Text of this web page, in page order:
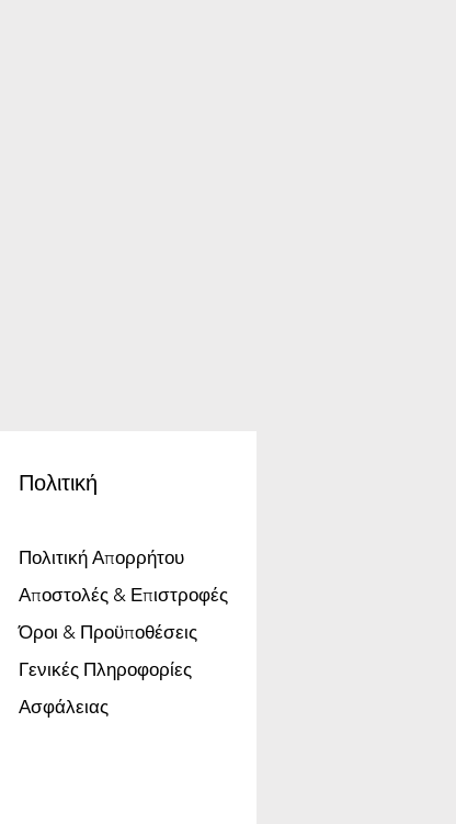
Πολιτική
Πολιτική Απορρήτου
Αποστολές & Επιστροφές
Όροι & Προϋποθέσεις
Γενικές Πληροφορίες
Ασφάλειας